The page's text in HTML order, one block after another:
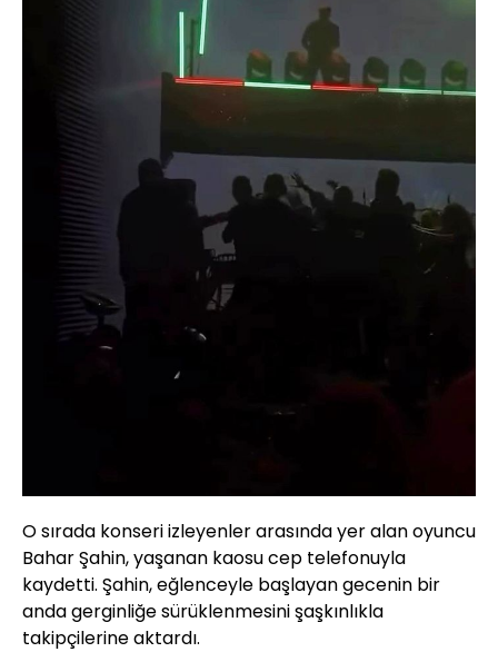
O sırada konseri izleyenler arasında yer alan oyuncu
Bahar Şahin, yaşanan kaosu cep telefonuyla
kaydetti. Şahin, eğlenceyle başlayan gecenin bir
anda gerginliğe sürüklenmesini şaşkınlıkla
takipçilerine aktardı.